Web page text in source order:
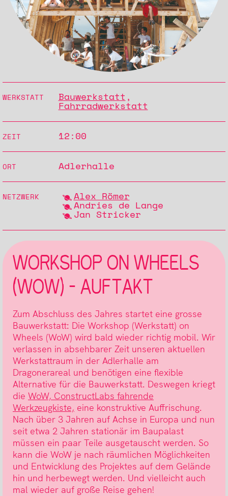
WERKSTATT Bauwerkstatt ,
Fahrradwerkstatt
ZEIT 12:00
ORT Adlerhalle
NETZWERK
Alex Römer
Andries de Lange
Jan Stricker
WORKSHOP ON WHEELS
(WOW) – AUFTAKT
Zum Abschluss des Jahres startet eine grosse
Bauwerkstatt: Die Workshop (Werkstatt) on
Wheels (WoW) wird bald wieder richtig mobil. Wir
verlassen in absehbarer Zeit unseren aktuellen
Werkstattraum in der Adlerhalle am
Dragonerareal und benötigen eine flexible
Alternative für die Bauwerkstatt. Deswegen kriegt
die WoW, ConstructLabs fahrende
Werkzeugkiste, eine konstruktive Auffrischung.
Nach über 3 Jahren auf Achse in Europa und nun
seit etwa 2 Jahren stationär im Baupalast
müssen ein paar Teile ausgetauscht werden. So
kann die WoW je nach räumlichen Möglichkeiten
und Entwicklung des Projektes auf dem Gelände
hin und herbewegt werden. Und vielleicht auch
mal wieder auf große Reise gehen!